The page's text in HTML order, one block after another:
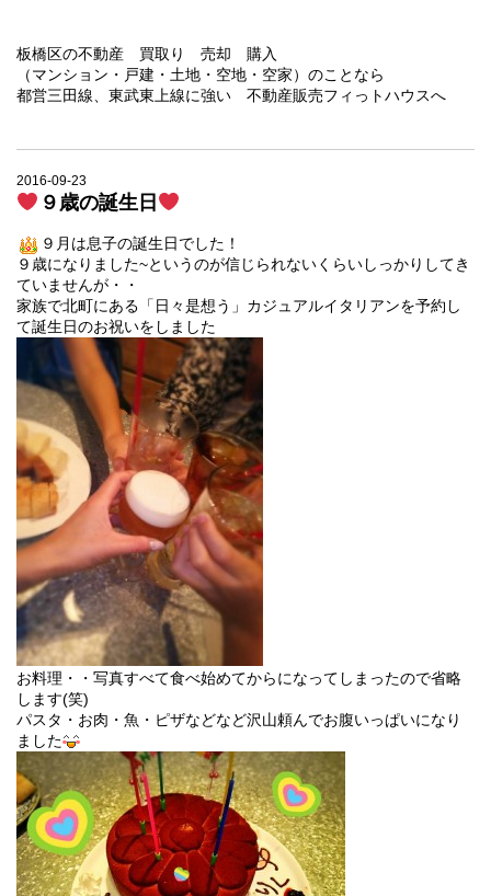
板橋区の不動産 買取り 売却 購入
（マンション・戸建・土地・空地・空家）のことなら
都営三田線、東武東上線に強い 不動産販売フィっトハウスへ
2016-09-23
９歳の誕生日
９月は息子の誕生日でした！
９歳になりました~というのが信じられないくらいしっかりしてき
ていませんが・・
家族で北町にある「日々是想う」カジュアルイタリアンを予約し
て誕生日のお祝いをしました
お料理・・写真すべて食べ始めてからになってしまったので省略
します(笑)
パスタ・お肉・魚・ピザなどなど沢山頼んでお腹いっぱいになり
ました